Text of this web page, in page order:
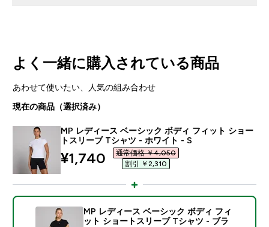
よく一緒に購入されている商品
あわせて使いたい、人気の組み合わせ
現在の商品（選択済み）
MP レディース ベーシック ボディ フィット ショー
トスリーブ Tシャツ - ホワイト - S
discounted price
¥1,740‎
通常価格 ￥4,050‎
割引 ￥2,310‎
MP レディース ベーシック ボディ フィ
ット ショートスリーブ Tシャツ - ブラ